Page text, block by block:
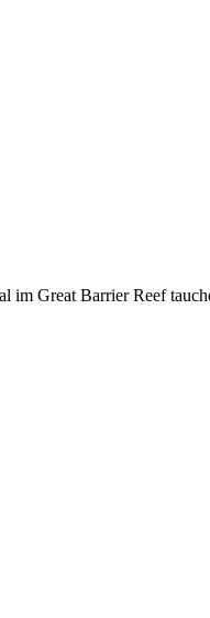
Great Barrier Reef